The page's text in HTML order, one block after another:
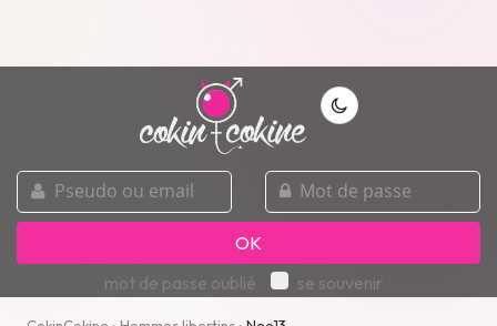
pseudo
ou
email
mot
de
passe
OK
mot de passe oublié
se souvenir